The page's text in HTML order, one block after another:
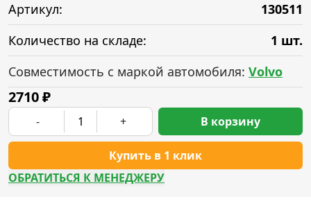
Артикул:
130511
Количество на складе:
1 шт.
Совместимость с маркой автомобиля: Volvo
2710₽
- +
Купить в 1 клик
В корзину
ОБРАТИТЬСЯ К МЕНЕДЖЕРУ